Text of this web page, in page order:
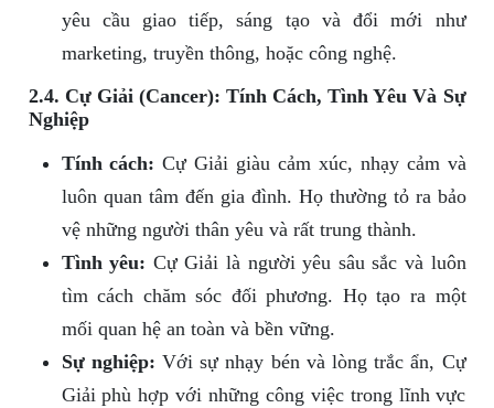
yêu cầu giao tiếp, sáng tạo và đổi mới như
marketing, truyền thông, hoặc công nghệ.
2.4. Cự Giải (Cancer): Tính Cách, Tình Yêu Và Sự
Nghiệp
Tính cách: Cự Giải giàu cảm xúc, nhạy cảm và
luôn quan tâm đến gia đình. Họ thường tỏ ra bảo
vệ những người thân yêu và rất trung thành.
Tình yêu: Cự Giải là người yêu sâu sắc và luôn
tìm cách chăm sóc đối phương. Họ tạo ra một
mối quan hệ an toàn và bền vững.
Sự nghiệp: Với sự nhạy bén và lòng trắc ẩn, Cự
Giải phù hợp với những công việc trong lĩnh vực